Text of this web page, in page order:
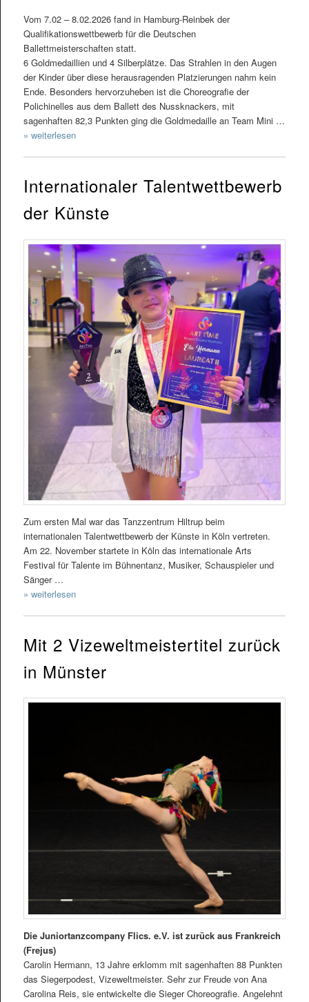
Vom 7.02 – 8.02.2026 fand in Hamburg-Reinbek der
Qualifikationswettbewerb für die Deutschen
Ballettmeisterschaften statt.
6 Goldmedaillien und 4 Silberplätze. Das Strahlen in den Augen
der Kinder über diese herausragenden Platzierungen nahm kein
Ende. Besonders hervorzuheben ist die Choreografie der
Polichinelles aus dem Ballett des Nussknackers, mit
sagenhaften 82,3 Punkten ging die Goldmedaille an Team Mini …
» weiterlesen
Internationaler Talentwettbewerb
der Künste
Zum ersten Mal war das Tanzzentrum Hiltrup beim
internationalen Talentwettbewerb der Künste in Köln vertreten.
Am 22. November startete in Köln das internationale Arts
Festival für Talente im Bühnentanz, Musiker, Schauspieler und
Sänger …
» weiterlesen
Mit 2 Vizeweltmeistertitel zurück
in Münster
Die Juniortanzcompany Flics. e.V. ist zurück aus Frankreich
(Frejus)
Carolin Hermann, 13 Jahre erklomm mit sagenhaften 88 Punkten
das Siegerpodest, Vizeweltmeister. Sehr zur Freude von Ana
Carolina Reis, sie entwickelte die Sieger Choreografie. Angelehnt